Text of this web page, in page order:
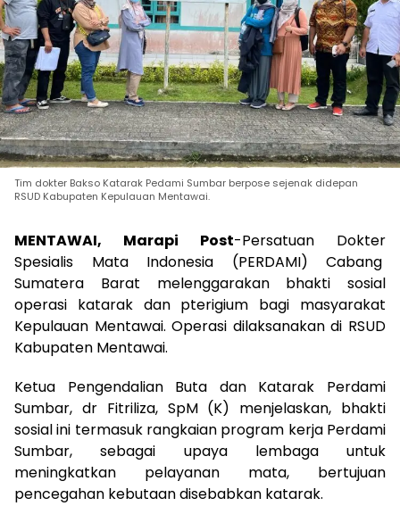
Tim dokter Bakso Katarak Pedami Sumbar berpose sejenak didepan
RSUD Kabupaten Kepulauan Mentawai.
MENTAWAI, Marapi Post-Persatuan Dokter
Spesialis Mata Indonesia (PERDAMI) Cabang
Sumatera Barat melenggarakan bhakti sosial
operasi katarak dan pterigium bagi masyarakat
Kepulauan Mentawai. Operasi dilaksanakan di RSUD
Kabupaten Mentawai.
Ketua Pengendalian Buta dan Katarak Perdami
Sumbar, dr Fitriliza, SpM (K) menjelaskan, bhakti
sosial ini termasuk rangkaian program kerja Perdami
Sumbar, sebagai upaya lembaga untuk
meningkatkan pelayanan mata, bertujuan
pencegahan kebutaan disebabkan katarak.